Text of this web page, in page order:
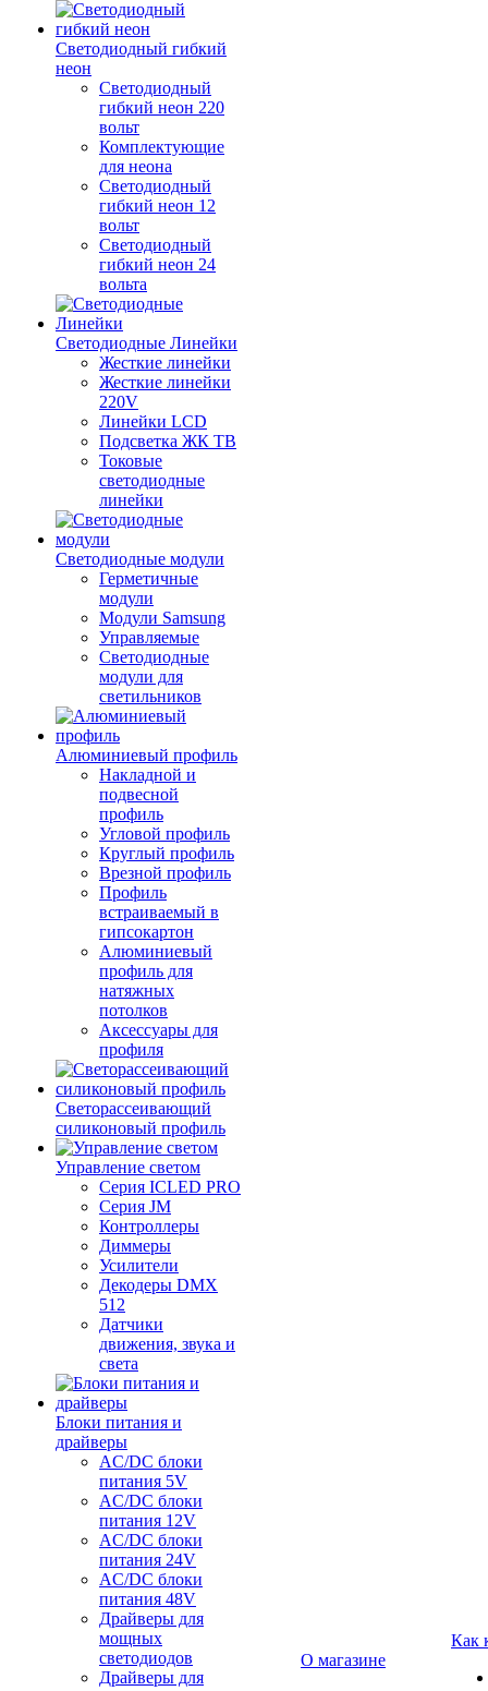
Светодиодный гибкий
неон
Светодиодный
гибкий неон 220
вольт
Комплектующие
для неона
Светодиодный
гибкий неон 12
вольт
Светодиодный
гибкий неон 24
вольта
Светодиодные Линейки
Жесткие линейки
Жесткие линейки
220V
Линейки LCD
Подсветка ЖК ТВ
Токовые
светодиодные
линейки
Светодиодные модули
Герметичные
модули
Модули Samsung
Управляемые
Светодиодные
модули для
светильников
Алюминиевый профиль
Накладной и
подвесной
профиль
Угловой профиль
Круглый профиль
Врезной профиль
Профиль
встраиваемый в
гипсокартон
Алюминиевый
профиль для
натяжных
потолков
Аксессуары для
профиля
Светорассеивающий
силиконовый профиль
Управление светом
Серия ICLED PRO
Серия JM
Контроллеры
Диммеры
Усилители
Декодеры DMX
512
Датчики
движения, звука и
света
Блоки питания и
драйверы
AC/DC блоки
питания 5V
AC/DC блоки
питания 12V
AC/DC блоки
питания 24V
AC/DC блоки
питания 48V
Драйверы для
мощных
светодиодов
Драйверы для
О магазине
Как